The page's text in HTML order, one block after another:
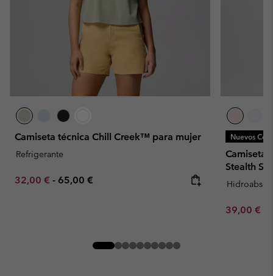
Camiseta técnica Chill Creek™ para mujer
Refrigerante
Minimum sale price:
32,00 € - Maximum price:
65,00 €
Nuevos
Camiseta
Stealth
Minimum
39,00 €